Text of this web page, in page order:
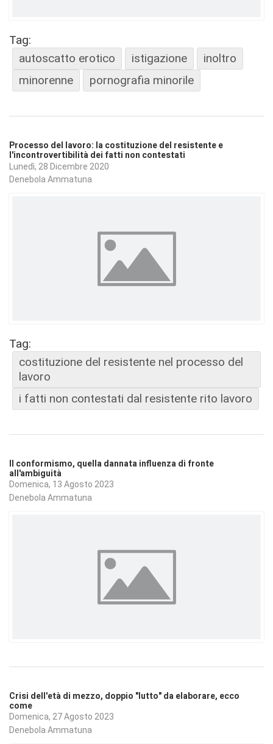
Tag:
autoscatto erotico
istigazione
inoltro
minorenne
pornografia minorile
Processo del lavoro: la costituzione del resistente e
l'incontrovertibilità dei fatti non contestati
Lunedì, 28 Dicembre 2020
Denebola Ammatuna
Tag:
costituzione del resistente nel processo del
lavoro
i fatti non contestati dal resistente rito lavoro
Il conformismo, quella dannata influenza di fronte
all'ambiguità
Domenica, 13 Agosto 2023
Denebola Ammatuna
Crisi dell'età di mezzo, doppio "lutto" da elaborare, ecco
come
Domenica, 27 Agosto 2023
Denebola Ammatuna